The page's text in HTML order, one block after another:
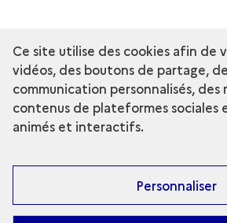
Ce site utilise des cookies afin de
vidéos, des boutons de partage,
communication personnalisés, des
contenus de plateformes sociales
animés et interactifs.
Personnaliser